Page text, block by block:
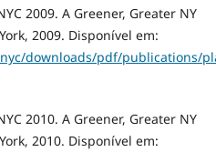
2009. A Greener, Greater NY
2009. Disponível em:
downloads/pdf/publications/
2010. A Greener, Greater NY
2010. Disponível em: